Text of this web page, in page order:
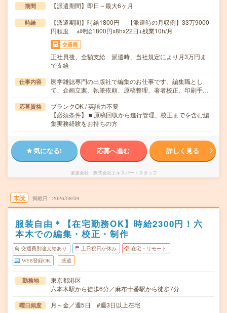
期間 【派遣期間】即日～最大6ヶ月
時給
【派遣期間】時給1800円 【派遣時の月収例】33万9000
円程度 ※時給1800円x8hx22日+残業10h/月
交通費
正社員後、全額支給 派遣時、当社規定により月3万円ま
で支給
仕事内容
医学雑誌専門の出版社で編集のお仕事です。編集職とし
て、企画立案、執筆依頼、原稿整理、著者校正、印刷手…
応募資格
ブランクOK / 英語力不要
【必須条件】 ■ 原稿回収から進行管理、校正までを含む編
集実務経験をお持ちの方
気になる! 応募へ進む 詳しく見る
派遣会社 株式会社エキスパートスタッフ
未読 掲載日 2026/08/09
服装自由＊【在宅勤務OK】時給2300円！六
本木での編集・校正・制作
交通費別途支給あり 土日祝日が休み 在宅・リモート
WEB登録OK 派遣
勤務地
東京都港区
六本木駅から徒歩6分／麻布十番駅から徒歩7分
曜日頻度 月～金／週5日 #週3日以上在宅